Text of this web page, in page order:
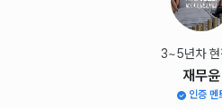
3~5년차 현
재무윤
인증 멘